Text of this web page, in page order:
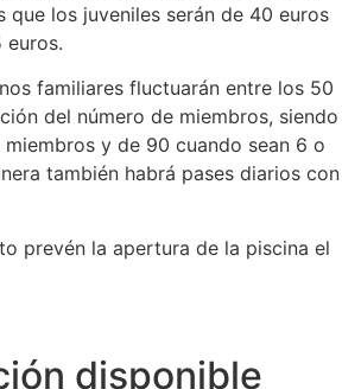
que los juveniles serán de 40 euros
familiares fluctuarán entre los 50
del número de miembros, siendo
y de 90 cuando sean 6 o
también habrá pases diarios con
prevén la apertura de la piscina el
disponible